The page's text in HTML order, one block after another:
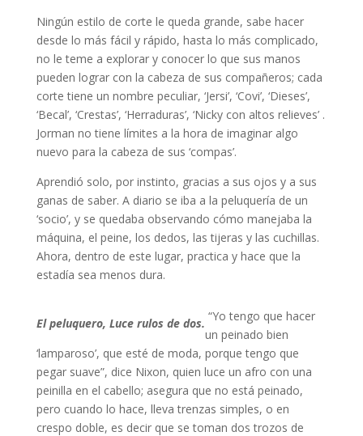
Ningún estilo de corte le queda grande, sabe hacer
desde lo más fácil y rápido, hasta lo más complicado,
no le teme a explorar y conocer lo que sus manos
pueden lograr con la cabeza de sus compañeros; cada
corte tiene un nombre peculiar, ‘Jersi’, ‘Covi’, ‘Dieses’,
‘Becal’, ‘Crestas’, ‘Herraduras’, ‘Nicky con altos relieves’ .
Jorman no tiene límites a la hora de imaginar algo
nuevo para la cabeza de sus ‘compas’.
Aprendió solo, por instinto, gracias a sus ojos y a sus
ganas de saber. A diario se iba a la peluquería de un
‘socio’, y se quedaba observando cómo manejaba la
máquina, el peine, los dedos, las tijeras y las cuchillas.
Ahora, dentro de este lugar, practica y hace que la
estadía sea menos dura.
El peluquero, Luce rulos de dos. “Yo tengo que hacer
un peinado bien
‘lamparoso’, que esté de moda, porque tengo que
pegar suave”, dice Nixon, quien luce un afro con una
peinilla en el cabello; asegura que no está peinado,
pero cuando lo hace, lleva trenzas simples, o en
crespo doble, es decir que se toman dos trozos de